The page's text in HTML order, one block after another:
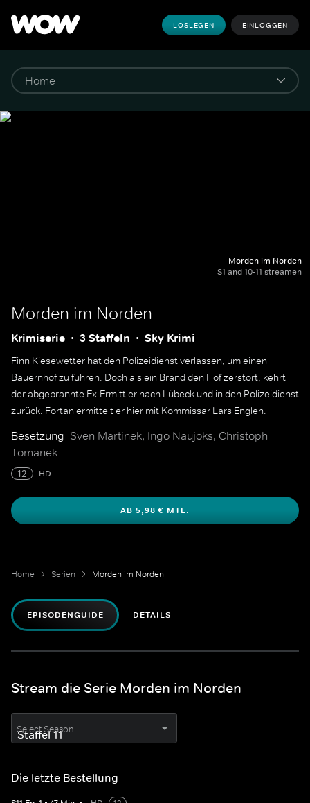
LOSLEGEN EINLOGGEN
Morden im Norden
S1 and 10-11 streamen
Morden im Norden
Krimiserie 3 Staffeln Sky Krimi
Finn Kiesewetter hat den Polizeidienst verlassen, um einen
Bauernhof zu führen. Doch als ein Brand den Hof zerstört, kehrt
der abgebrannte Ex-Ermittler nach Lübeck und in den Polizeidienst
zurück. Fortan ermittelt er hier mit Kommissar Lars Englen.
Besetzung Sven Martinek, Ingo Naujoks, Christoph
Tomanek
12 HD
AB 5,98 € MTL.
Home Serien Morden im Norden
EPISODENGUIDE DETAILS
Stream die Serie Morden im Norden
Select Season
Die letzte Bestellung